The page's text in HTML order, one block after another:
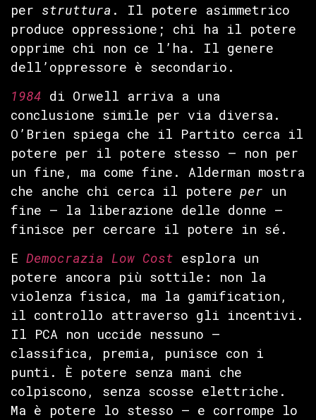
per struttura . Il potere asimmetrico
produce oppressione; chi ha il potere
opprime chi non ce l’ha. Il genere
dell’oppressore è secondario.
1984 di Orwell arriva a una
conclusione simile per via diversa.
O’Brien spiega che il Partito cerca il
potere per il potere stesso — non per
un fine, ma come fine. Alderman mostra
che anche chi cerca il potere per un
fine — la liberazione delle donne —
finisce per cercare il potere in sé.
E Democrazia Low Cost esplora un
potere ancora più sottile: non la
violenza fisica, ma la gamification,
il controllo attraverso gli incentivi.
Il PCA non uccide nessuno —
classifica, premia, punisce con i
punti. È potere senza mani che
colpiscono, senza scosse elettriche.
Ma è potere lo stesso — e corrompe lo